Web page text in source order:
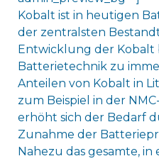
Kobalt ist in heutigen
der zentralsten
Entwicklung der Kobalt
Batterietechnik zu
Anteilen von Kobalt in
zum Beispiel in der
erhöht sich der Bedarf
Zunahme der
Nahezu das gesamte,